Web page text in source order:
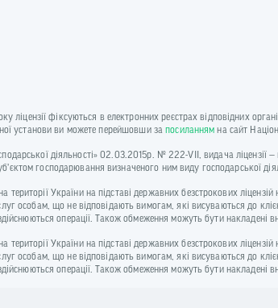
ліцензії фіксуються в електронних реєстрах відповідних
установи ви можете перейшовши запосиланням на сайт
діяльності» 02.03.2015р. № 222-VII, видача
господарювання визначеного ним виду господарської
України на підставі державних безстрокових ліцензій
особам, що не відповідають вимогам, які висуваються до
операції. Також обмеження можуть бути
України на підставі державних безстрокових ліцензій
особам, що не відповідають вимогам, які висуваються до
операції. Також обмеження можуть бути